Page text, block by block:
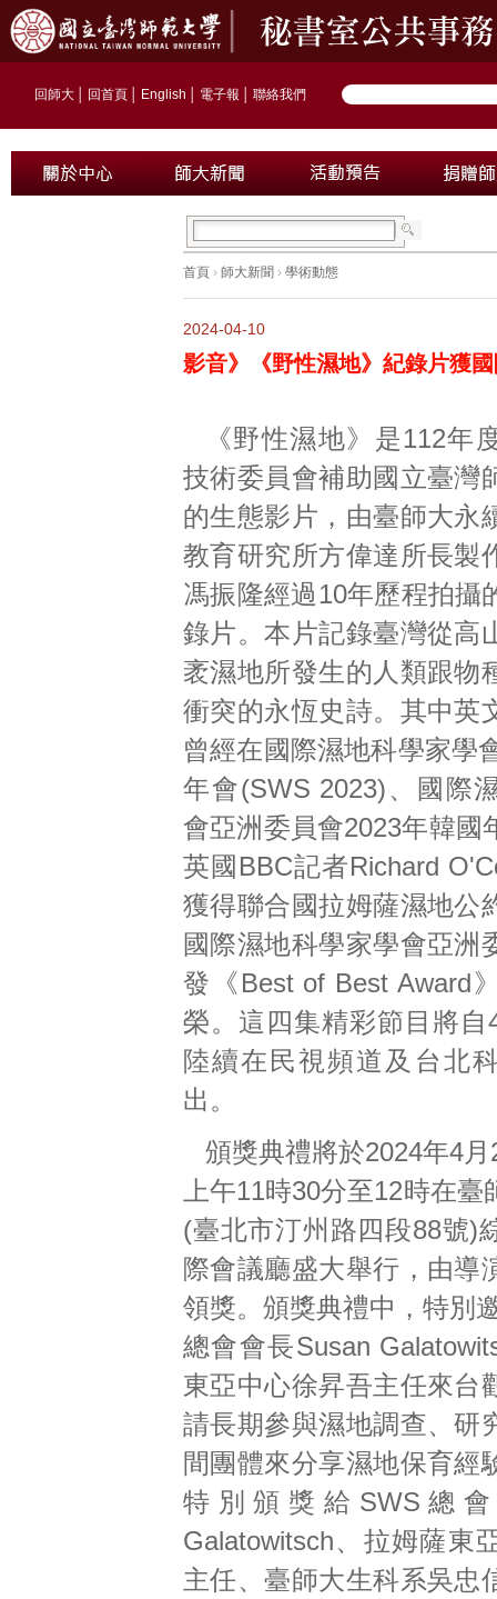
回師大 回首頁 English 電子報 聯絡我們
首頁 › 師大新聞 › 學術動態
2024-04-10
影音》《野性濕地》紀錄片獲
《野性濕地》是112年
技術委員會補助國立臺灣
的生態影片，由臺師大永
教育研究所方偉達所長製
馮振隆經過10年歷程拍攝
錄片。本片記錄臺灣從高
袤濕地所發生的人類跟物
衝突的永恆史詩。其中英
曾經在國際濕地科學家學
年會(SWS 2023)、國際
會亞洲委員會2023年韓國
英國BBC記者Richard
獲得聯合國拉姆薩濕地公
國際濕地科學家學會亞洲
發《Best of Best Award
榮。這四集精彩節目將自
陸續在民視頻道及台北
出。
頒獎典禮將於2024年4
上午11時30分至12時在
(臺北市汀州路四段88號)
際會議廳盛大舉行，由導
領獎。頒獎典禮中，特別
總會會長Susan
東亞中心徐昇吾主任來台
請長期參與濕地調查、研
間團體來分享濕地保育經
特別頒獎給SWS總會
Galatowitsch、拉姆薩東
主任、臺師大生科系吳忠